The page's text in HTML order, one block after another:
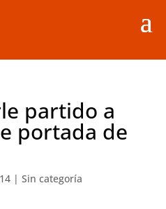
partido a
portada de
| Sin categoría